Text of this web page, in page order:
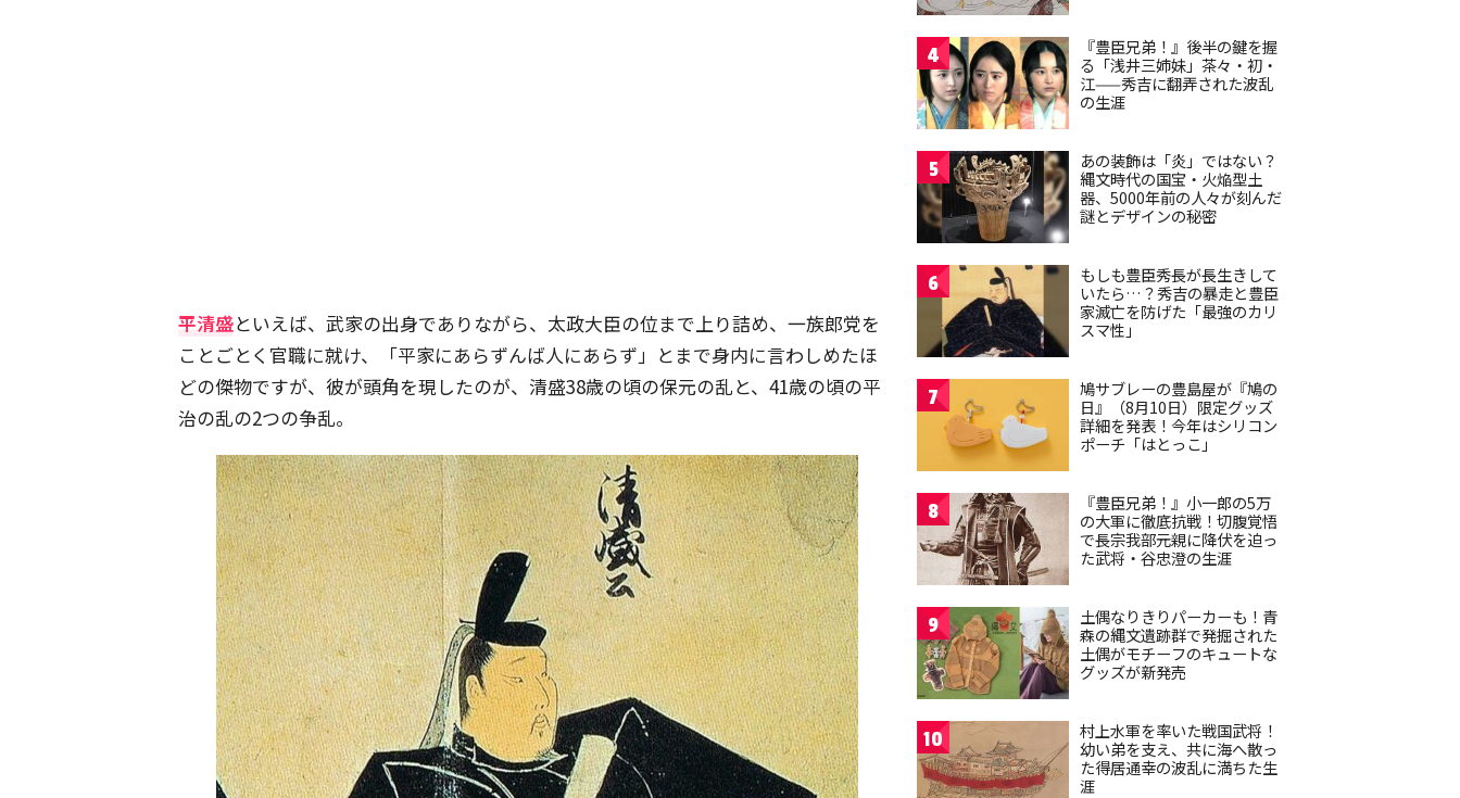
平清盛といえば、武家の出身でありながら、太政大臣の位まで上り詰め、一族郎党を
ことごとく官職に就け、「平家にあらずんば人にあらず」とまで身内に言わしめたほ
どの傑物ですが、彼が頭角を現したのが、清盛38歳の頃の保元の乱と、41歳の頃の平
治の乱の2つの争乱。
4
『豊臣兄弟！』後半の鍵を握
る「浅井三姉妹」茶々・初・
江——秀吉に翻弄された波乱
の生涯
5
あの装飾は「炎」ではない？
縄文時代の国宝・火焔型土
器、5000年前の人々が刻んだ
謎とデザインの秘密
6
もしも豊臣秀長が長生きして
いたら…？秀吉の暴走と豊臣
家滅亡を防げた「最強のカリ
スマ性」
7
鳩サブレーの豊島屋が『鳩の
日』（8月10日）限定グッズ
詳細を発表！今年はシリコン
ポーチ「はとっこ」
8
『豊臣兄弟！』小一郎の5万
の大軍に徹底抗戦！切腹覚悟
で長宗我部元親に降伏を迫っ
た武将・谷忠澄の生涯
9
土偶なりきりパーカーも！青
森の縄文遺跡群で発掘された
土偶がモチーフのキュートな
グッズが新発売
10
村上水軍を率いた戦国武将！
幼い弟を支え、共に海へ散っ
た得居通幸の波乱に満ちた生
涯